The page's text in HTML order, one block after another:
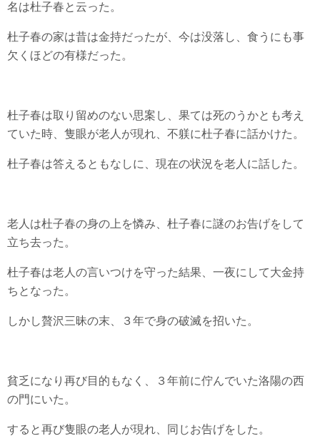
名は杜子春と云った。
杜子春の家は昔は金持だったが、今は没落し、食うにも事
欠くほどの有様だった。
杜子春は取り留めのない思案し、果ては死のうかとも考え
ていた時、隻眼が老人が現れ、不躾に杜子春に話かけた。
杜子春は答えるともなしに、現在の状況を老人に話した。
老人は杜子春の身の上を憐み、杜子春に謎のお告げをして
立ち去った。
杜子春は老人の言いつけを守った結果、一夜にして大金持
ちとなった。
しかし贅沢三昧の末、３年で身の破滅を招いた。
貧乏になり再び目的もなく、３年前に佇んでいた洛陽の西
の門にいた。
すると再び隻眼の老人が現れ、同じお告げをした。